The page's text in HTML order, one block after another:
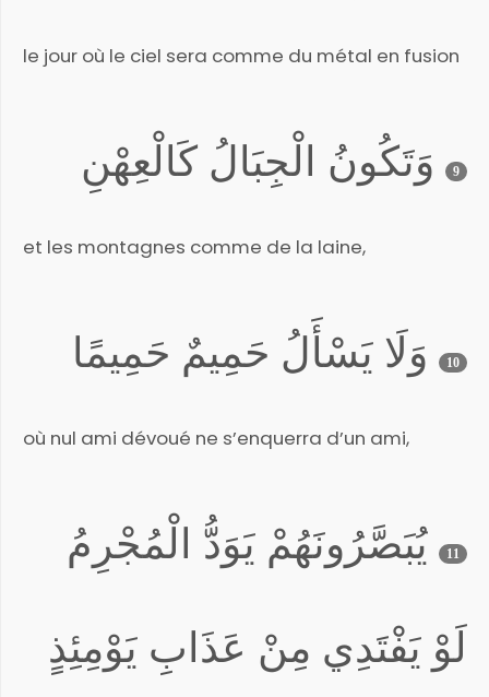
le jour où le ciel sera comme du métal en fusion
9 وَتَكُونُ الْجِبَالُ كَالْعِهْنِ
et les montagnes comme de la laine,
10 وَلَا يَسْأَلُ حَمِيمٌ حَمِيمًا
où nul ami dévoué ne s’enquerra d’un ami,
11 يُبَصَّرُونَهُمْ يَوَدُّ الْمُجْرِمُ
لَوْ يَفْتَدِي مِنْ عَذَابِ يَوْمِئِذٍ